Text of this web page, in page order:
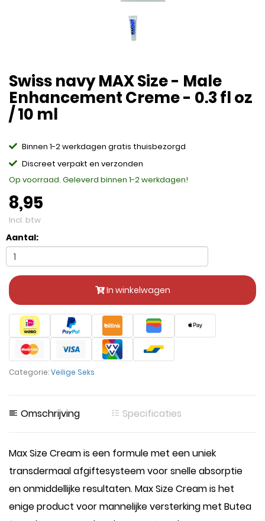
Swiss navy MAX Size - Male
Enhancement Creme - 0.3 fl oz
/ 10 ml
Binnen 1-2 werkdagen gratis thuisbezorgd
Discreet verpakt en verzonden
Op voorraad. Geleverd binnen 1-2 werkdagen!
8,95
Incl. btw
Aantal:
In winkelwagen
Categorie:Veilige Seks
Omschrijving Specificaties
Max Size Cream is een formule met een uniek
transdermaal afgiftesysteem voor snelle absorptie
en onmiddellijke resultaten. Max Size Cream is het
enige product voor mannelijke versterking met Butea